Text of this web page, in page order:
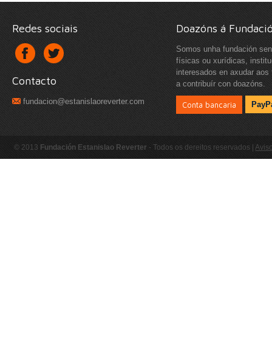
Redes sociais
Contacto
fundacion@estanislaoreverter.com
Doazóns á
Somos unha fundación
físicas ou xurídicas,
interesados en axudar
a contribuír con doazóns.
Conta bancaria
© 2013 Fundación Estanislao Reverter - Todos os dereitos reservados |